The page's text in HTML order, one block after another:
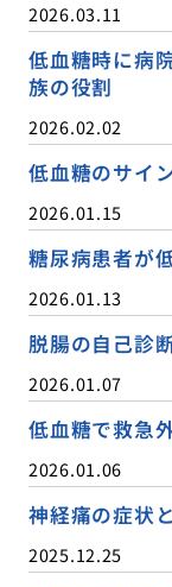
2026.03.11
低血糖時に病
族の役割
2026.02.02
低血糖のサイ
2026.01.15
糖尿病患者が
2026.01.13
脱腸の自己診
2026.01.07
低血糖で救急
2026.01.06
神経痛の症状
2025.12.25